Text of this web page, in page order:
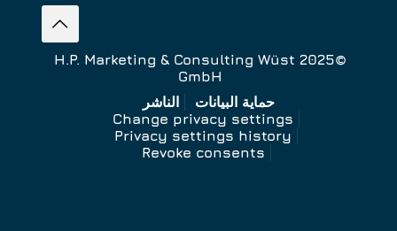
©2025 H.P. Marketing & Consulting Wüst
GmbH
حماية البيانات
الناشر
Change privacy settings
Privacy settings history
Revoke consents